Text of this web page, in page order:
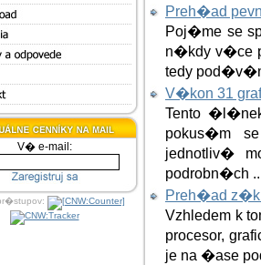
V� e-mail:
Preh�ad
Poj�me se
n�kdy v�ce
tedy
V�kon 31
Tento
pokus�m
jednotliv�
podrobn�ch
Preh�ad
Vzhledem k
procesor,
je na �ase